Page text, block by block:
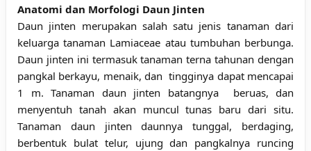
Anatomi dan Morfologi Daun Jinten
Daun jinten merupakan salah satu jenis tanaman dari
keluarga tanaman Lamiaceae atau tumbuhan berbunga.
Daun jinten ini termasuk tanaman terna tahunan dengan
pangkal berkayu, menaik, dan tingginya dapat mencapai
1 m. Tanaman daun jinten batangnya beruas, dan
menyentuh tanah akan muncul tunas baru dari situ.
Tanaman daun jinten daunnya tunggal, berdaging,
berbentuk bulat telur, ujung dan pangkalnya runcing